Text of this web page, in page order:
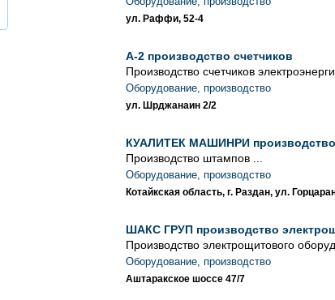
ул. Раффи, 52-4
A-2 производство счетчиков
Производство счетчиков
Оборудование, производство
ул. Шрджанаин 2/2
КУАЛИТЕК МАШИНРИ
Производство штампов ...
Оборудование, производство
Котайкская область, г. Раздан, ул.
ШАКС ГРУП производство
Производство электрощитового
Оборудование, производство
Аштаракское шоссе 47/7